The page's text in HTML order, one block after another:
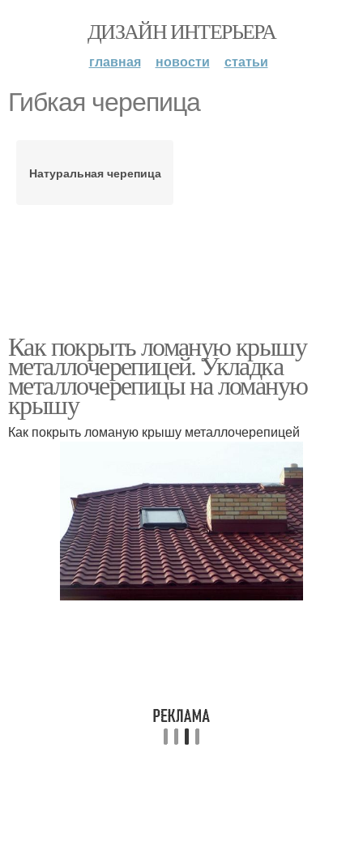
ДИЗАЙН ИНТЕРЬЕРА
главная новости статьи
Гибкая черепица
Натуральная черепица
Как покрыть ломаную крышу
металлочерепицей. Укладка
металлочерепицы на ломаную
крышу
Как покрыть ломаную крышу металлочерепицей